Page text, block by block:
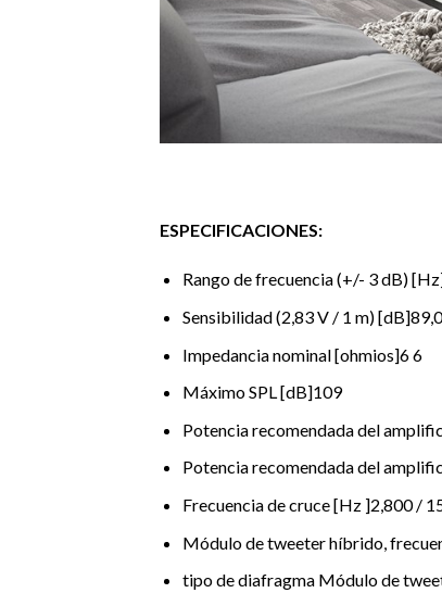
ESPECIFICACIONES:
Rango de frecuencia (+/- 3 dB)
Sensibilidad (2,83 V / 1 m) [dB]89,0
Impedancia nominal [ohmios]6 6
Máximo SPL [dB]109
Potencia recomendada del
Potencia recomendada del
Frecuencia de cruce [Hz ]2,800 /
Módulo de tweeter híbrido,
tipo de diafragma Módulo de